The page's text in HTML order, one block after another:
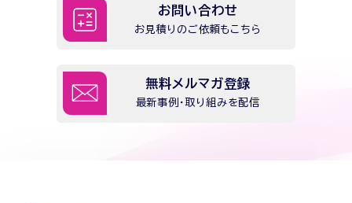
お問い合わせ
お見積りのご依頼もこちら
無料メルマガ登録
最新事例・取り組みを配信